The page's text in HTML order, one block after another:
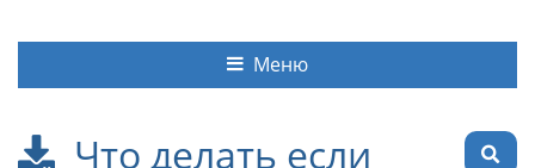
Что делать если
Меню